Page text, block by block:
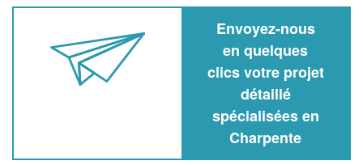
Envoyez-nous
en quelques
clics votre projet
détaillé
spécialisées en
Charpente